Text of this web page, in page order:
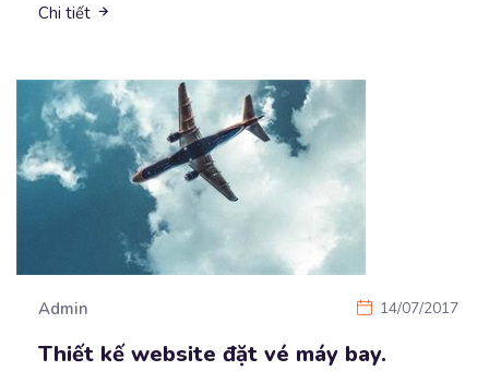
Chi tiết
Admin 14/07/2017
Thiết kế website đặt vé máy bay.